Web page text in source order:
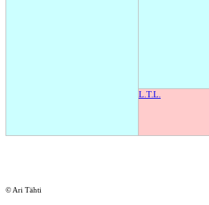
L.T.L.
© Ari Tähti